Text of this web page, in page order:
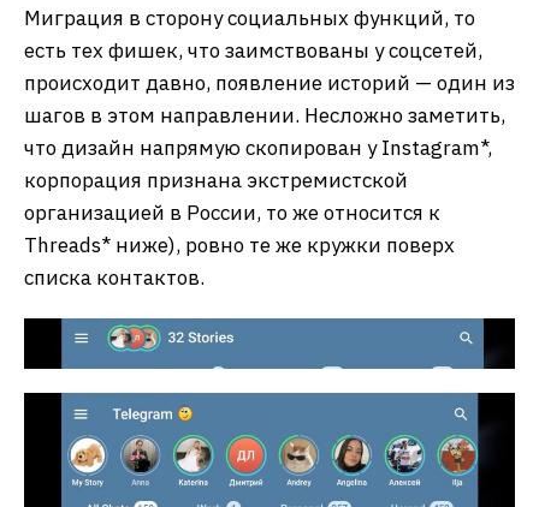
Миграция в сторону социальных функций, то
есть тех фишек, что заимствованы у соцсетей,
происходит давно, появление историй — один из
шагов в этом направлении. Несложно заметить,
что дизайн напрямую скопирован у Instagram*,
корпорация признана экстремистской
организацией в России, то же относится к
Threads* ниже), ровно те же кружки поверх
списка контактов.